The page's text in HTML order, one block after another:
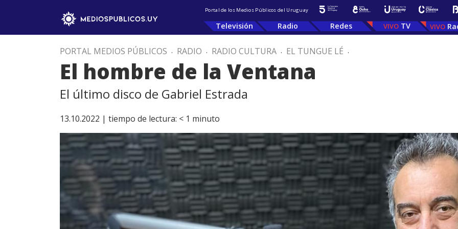
Portal de los Medios Públicos del Uruguay
Televisión Radio Redes TV
PORTAL MEDIOS PÚBLICOS . RADIO . RADIO CULTURA . EL TUNGUE LÉ .
El hombre de la Ventana
El último disco de Gabriel Estrada
13.10.2022 | tiempo de lectura: < 1 minuto